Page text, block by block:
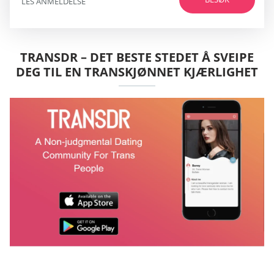
TRANSDR – DET BESTE STEDET Å SVEIPE
DEG TIL EN TRANSKJØNNET KJÆRLIGHET